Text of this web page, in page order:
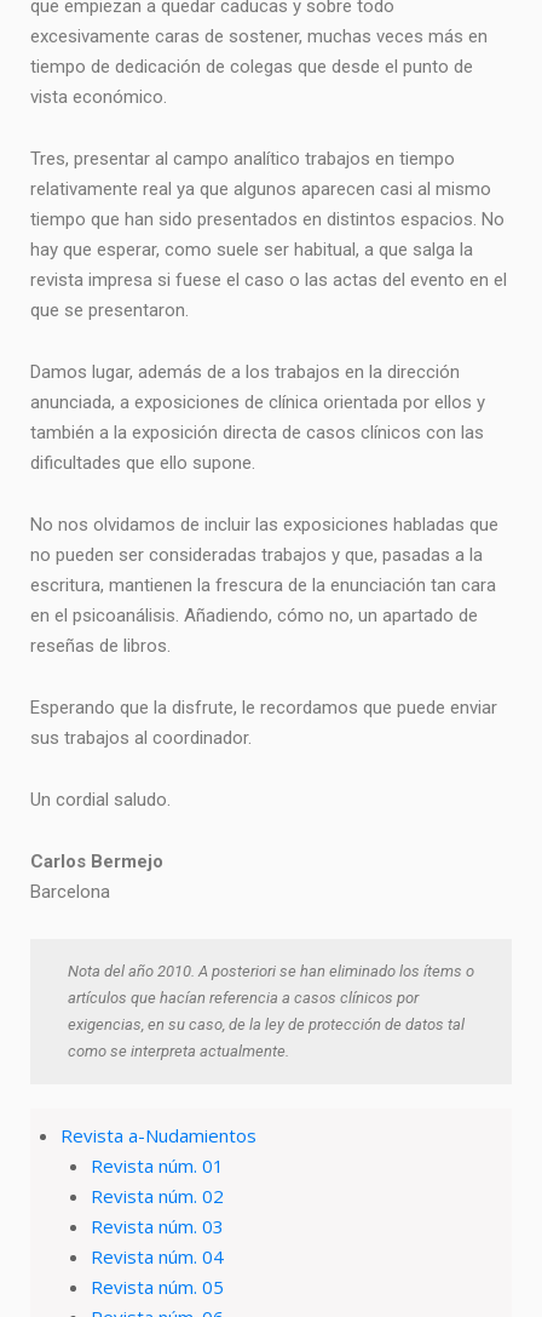
que empiezan a quedar caducas y sobre todo
excesivamente caras de sostener, muchas veces más en
tiempo de dedicación de colegas que desde el punto de
vista económico.
Tres, presentar al campo analítico trabajos en tiempo
relativamente real ya que algunos aparecen casi al mismo
tiempo que han sido presentados en distintos espacios. No
hay que esperar, como suele ser habitual, a que salga la
revista impresa si fuese el caso o las actas del evento en el
que se presentaron.
Damos lugar, además de a los trabajos en la dirección
anunciada, a exposiciones de clínica orientada por ellos y
también a la exposición directa de casos clínicos con las
dificultades que ello supone.
No nos olvidamos de incluir las exposiciones habladas que
no pueden ser consideradas trabajos y que, pasadas a la
escritura, mantienen la frescura de la enunciación tan cara
en el psicoanálisis. Añadiendo, cómo no, un apartado de
reseñas de libros.
Esperando que la disfrute, le recordamos que puede enviar
sus trabajos al coordinador.
Un cordial saludo.
Carlos Bermejo
Barcelona
Nota del año 2010. A posteriori se han eliminado los ítems o
artículos que hacían referencia a casos clínicos por
exigencias, en su caso, de la ley de protección de datos tal
como se interpreta actualmente.
Revista a-Nudamientos
Revista núm. 01
Revista núm. 02
Revista núm. 03
Revista núm. 04
Revista núm. 05